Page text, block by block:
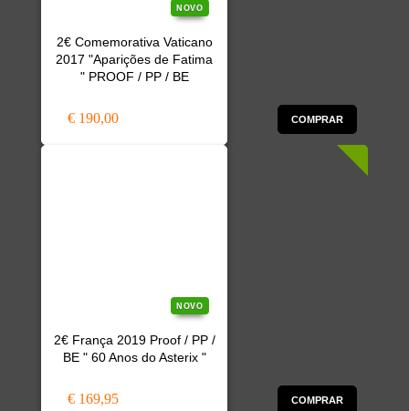
NOVO
2€ Comemorativa Vaticano
2017 "Aparições de Fatima
" PROOF / PP / BE
€ 190,00 COMPRAR
NOVO
2€ França 2019 Proof / PP /
BE " 60 Anos do Asterix "
€ 169,95 COMPRAR